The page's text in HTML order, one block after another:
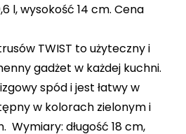
l, wysokość 14 cm. Cena
TWIST to użyteczny i
gadżet w każdej kuchni.
spód i jest łatwy w
w kolorach zielonym i
Wymiary: długość 18 cm,